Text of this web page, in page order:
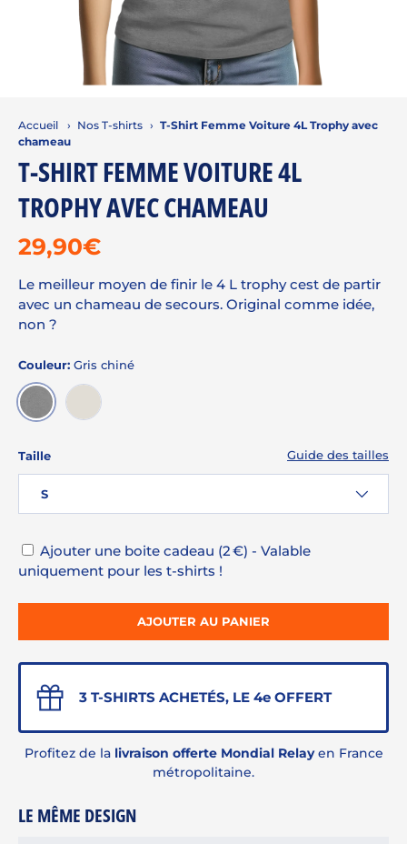
Accueil › Nos T-shirts › T-Shirt Femme Voiture 4L Trophy avec
chameau
T-SHIRT FEMME VOITURE 4L
TROPHY AVEC CHAMEAU
29,90€
Le meilleur moyen de finir le 4 L trophy cest de partir
avec un chameau de secours. Original comme idée,
non ?
Couleur: Gris chiné
GRIS CHINÉCRAIE CHINÉ
Taille Guide des tailles
S
Ajouter une boite cadeau (2 €) - Valable
uniquement pour les t-shirts !
AJOUTER AU PANIER
3 T-SHIRTS ACHETÉS, LE 4e OFFERT
Profitez de la livraison offerte Mondial Relayen France
métropolitaine.
LE MÊME DESIGN